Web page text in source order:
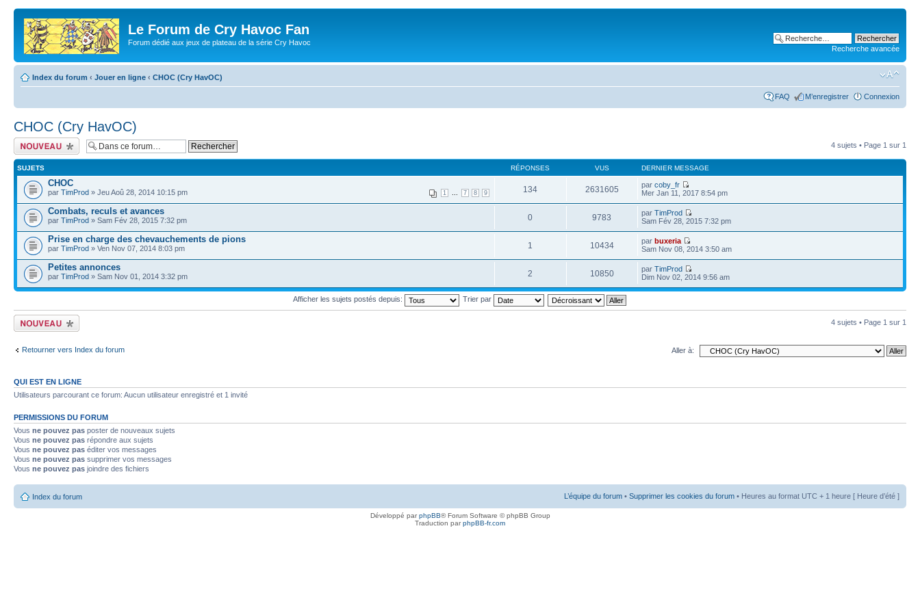
Le Forum de Cry Havoc Fan
Forum dédié aux jeux de plateau de la série Cry Havoc
Recherche avancée
Index du forum ‹ Jouer en ligne ‹ CHOC (Cry HavOC)
FAQ M’enregistrer Connexion
CHOC (Cry HavOC)
Écrire un nouveau
sujet
4 sujets • Page 1 sur 1
SUJETS RÉPONSES VUS DERNIER MESSAGE
CHOC
1 7 8 9
par TimProd » Jeu Aoû 28, 2014 10:15 pm 134 2631605 parcoby_fr
Mer Jan 11, 2017 8:54 pm
Combats, reculs et avances
par TimProd » Sam Fév 28, 2015 7:32 pm 0 9783 parTimProd
Sam Fév 28, 2015 7:32 pm
Prise en charge des chevauchements de pions
par TimProd » Ven Nov 07, 2014 8:03 pm 1 10434 parbuxeria
Sam Nov 08, 2014 3:50 am
Petites annonces
par TimProd » Sam Nov 01, 2014 3:32 pm 2 10850 parTimProd
Dim Nov 02, 2014 9:56 am
Afficher les sujets postés depuis: Trier par
Écrire un nouveau
sujet
4 sujets • Page 1 sur 1
Retourner vers Index du forum Aller à:
QUI EST EN LIGNE
Utilisateurs parcourant ce forum: Aucun utilisateur enregistré et 1 invité
PERMISSIONS DU FORUM
Vous ne pouvez pas poster de nouveaux sujets
Vous ne pouvez pas répondre aux sujets
Vous ne pouvez pas éditer vos messages
Vous ne pouvez pas supprimer vos messages
Vous ne pouvez pas joindre des fichiers
Index du forum L’équipe du forum • Supprimer les cookies du forum • Heures au format UTC + 1 heure [ Heure d’été ]
Développé parphpBB® Forum Software © phpBB Group
Traduction parphpBB-fr.com